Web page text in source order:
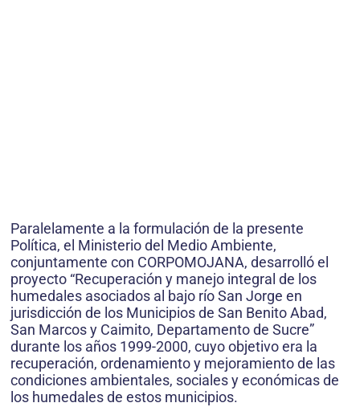
Paralelamente a la formulación de la presente
Política, el Ministerio del Medio Ambiente,
conjuntamente con CORPOMOJANA, desarrolló el
proyecto “Recuperación y manejo integral de los
humedales asociados al bajo río San Jorge en
jurisdicción de los Municipios de San Benito Abad,
San Marcos y Caimito, Departamento de Sucre”
durante los años 1999-2000, cuyo objetivo era la
recuperación, ordenamiento y mejoramiento de las
condiciones ambientales, sociales y económicas de
los humedales de estos municipios.